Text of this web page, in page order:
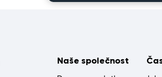
Naše společnost